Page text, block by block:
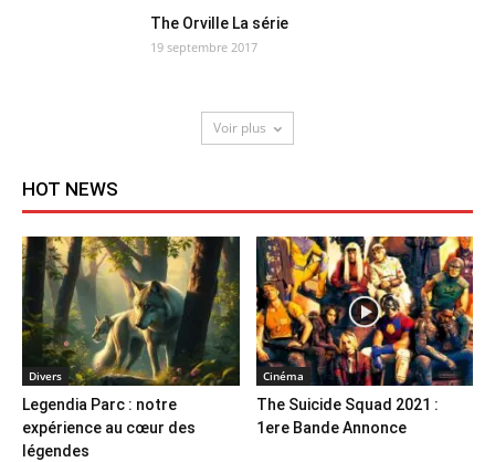
The Orville La série
19 septembre 2017
Voir plus
HOT NEWS
Divers
Legendia Parc : notre
expérience au cœur des
légendes
Cinéma
The Suicide Squad 2021 :
1ere Bande Annonce